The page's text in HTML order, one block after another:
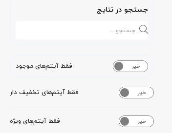
جستجو در نتایج
خیر فقط آیتم‌های موجود
خیر فقط آیتم‌های تخفیف دار
خیر فقط آیتم‌های ویژه